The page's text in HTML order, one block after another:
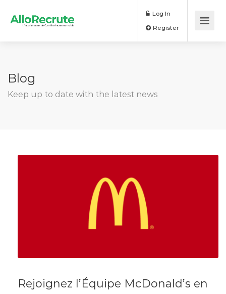
Log In
Blog
Keep up to date with the latest news
Rejoignez l’Équipe McDonald’s en